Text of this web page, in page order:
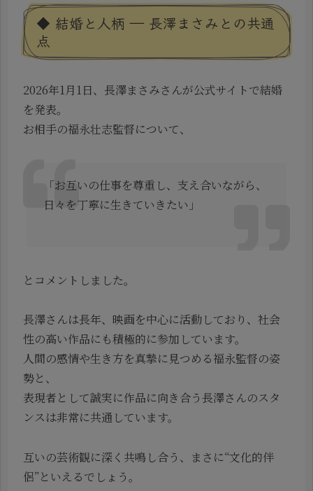
◆ 結婚と人柄 ― 長澤まさみとの共通
点
2026年1月1日、長澤まさみさんが公式サイトで結婚
を発表。
お相手の福永壮志監督について、
「お互いの仕事を尊重し、支え合いながら、
日々を丁寧に生きていきたい」
とコメントしました。
長澤さんは長年、映画を中心に活動しており、社会
性の高い作品にも積極的に参加しています。
人間の感情や生き方を真摯に見つめる福永監督の姿
勢と、
表現者として誠実に作品に向き合う長澤さんのスタ
ンスは非常に共通しています。
互いの芸術観に深く共鳴し合う、まさに“文化的伴
侶”といえるでしょう。